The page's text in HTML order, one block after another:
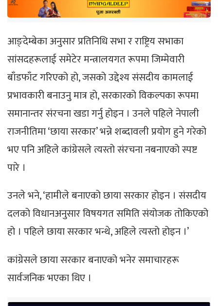
आङ्देम्बेका अनुसार प्रतिनिधि सभा र राष्ट्रिय सभाका
सांसदहरूलाई समेटेर मन्त्रालयगत रूपमा जिम्मेवारी
बाँडफाँट गरिएको हो, जसको उद्देश्य संसदीय कामलाई
प्रभावकारी बनाउनु मात्र हो, सरकारको विकल्पका रूपमा
समानान्तर संरचना खडा गर्नु होइन । उनले पहिले नेपाली
राजनीतिमा ‘छाया सरकार’ भन्ने शब्दावली प्रयोग हुने गरेको
भए पनि अहिले कांग्रेसले त्यस्तो संरचना नबनाएको स्पष्ट
पारे ।
उनले भने, ‘हामीले बनाएको छाया सरकार होइन । संसदीय
दलको विधानअनुसार विषयगत समिति संयोजक तोकिएको
हो । पहिले छाया सरकार भन्थे, अहिले त्यस्तो होइन ।’
कांग्रेसले छाया सरकार बनाएको भनेर समाचारहरू
सार्वजनिक भएका थिए ।